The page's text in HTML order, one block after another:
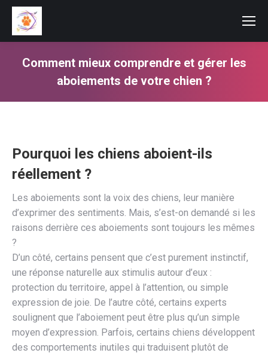
Comment mieux comprendre et gérer les
aboiements de votre chien ?
Pourquoi les chiens aboient-ils
réellement ?
Les aboiements sont la voix des chiens, leur manière
d’exprimer des sentiments. Mais, s’est-on demandé si les
raisons derrière ces aboiements sont toujours les mêmes
?
D’un côté, certains pensent que c’est purement instinctif,
une réponse naturelle aux stimulis autour d’eux :
protection du territoire, appel à l’attention, ou simple
expression de joie. De l’autre côté, certains experts
soulignent que l’aboiement peut être plus qu’un simple
moyen d’expression. Parfois, certains chiens développent
des comportements inutiles qui traduisent plutôt de